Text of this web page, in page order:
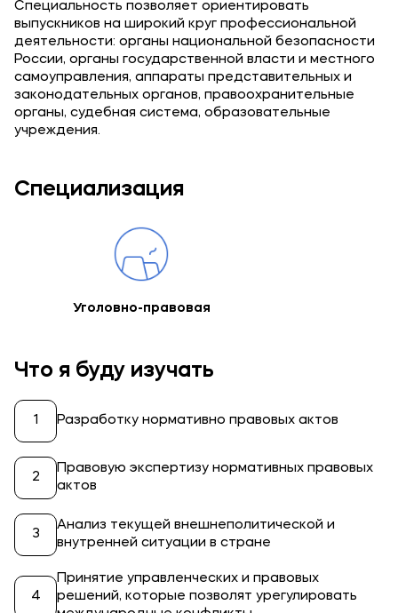
Специальность позволяет ориентировать
выпускников на широкий круг профессиональной
деятельности: органы национальной безопасности
России, органы государственной власти и местного
самоуправления, аппараты представительных и
законодательных органов, правоохранительные
органы, судебная система, образовательные
учреждения.
Специализация
Уголовно-правовая
Что я буду изучать
Разработку нормативно правовых актов
Правовую экспертизу нормативных правовых
актов
Анализ текущей внешнеполитической и
внутренней ситуации в стране
Принятие управленческих и правовых
решений, которые позволят урегулировать